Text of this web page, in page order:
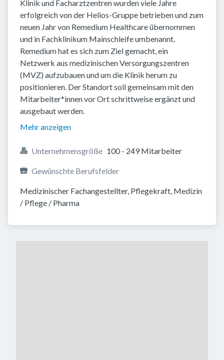
Klinik und Facharztzentren wurden viele Jahre
erfolgreich von der Helios-Gruppe betrieben und zum
neuen Jahr von Remedium Healthcare übernommen
und in Fachklinikum Mainschleife umbenannt.
Remedium hat es sich zum Ziel gemacht, ein
Netzwerk aus medizinischen Versorgungszentren
(MVZ) aufzubauen und um die Klinik herum zu
positionieren. Der Standort soll gemeinsam mit den
Mitarbeiter*innen vor Ort schrittweise ergänzt und
ausgebaut werden.
Mehr anzeigen
Unternehmensgröße 100 - 249 Mitarbeiter
Gewünschte Berufsfelder
Medizinischer Fachangestellter, Pflegekraft, Medizin
/ Pflege / Pharma